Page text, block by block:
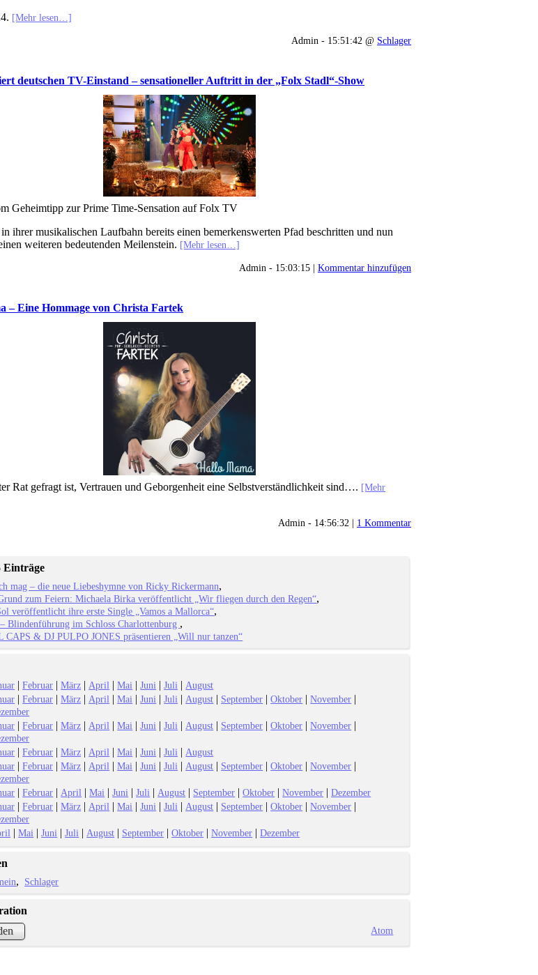
[Mehr lesen…]
Admin - 15:51:42 @ Schlager
deutschen TV-Einstand – sensationeller Auftritt in der „Folx Stadl“-Show
Geheimtipp zur Prime Time-Sensation auf Folx TV
ihrer musikalischen Laufbahn bereits einen bemerkenswerten Pfad beschritten und nun
weiteren bedeutenden Meilenstein. [Mehr lesen…]
Admin - 15:03:15 | Kommentar hinzufügen
– Eine Hommage von Christa Fartek
Rat gefragt ist, Vertrauen und Geborgenheit eine Selbstverständlichkeit sind…. [Mehr
Admin - 14:56:32 | 1 Kommentar
Einträge
mag – die neue Liebeshymne von Ricky Rickermann
zum Feiern: Michaela Birka veröffentlicht „Wir fliegen durch den Regen“
veröffentlicht ihre erste Single „Vamos a Mallorca“
Blindenführung im Schloss Charlottenburg
CAPS & DJ PULPO JONES präsentieren „Will nur tanzen“
|Februar |März | April |Mai |Juni |Juli | August
|Februar |März | April |Mai |Juni |Juli | August | September |Oktober |November |
|Februar |März | April |Mai |Juni |Juli | August | September |Oktober |November |
|Februar |März | April |Mai |Juni |Juli | August
|Februar |März | April |Mai |Juni |Juli | August | September |Oktober |November |
|Februar | April |Mai |Juni |Juli | August | September |Oktober |November |Dezember
|Februar |März | April |Mai |Juni |Juli | August | September |Oktober |November |
|Mai |Juni |Juli | August | September |Oktober |November |Dezember
Schlager
Atom